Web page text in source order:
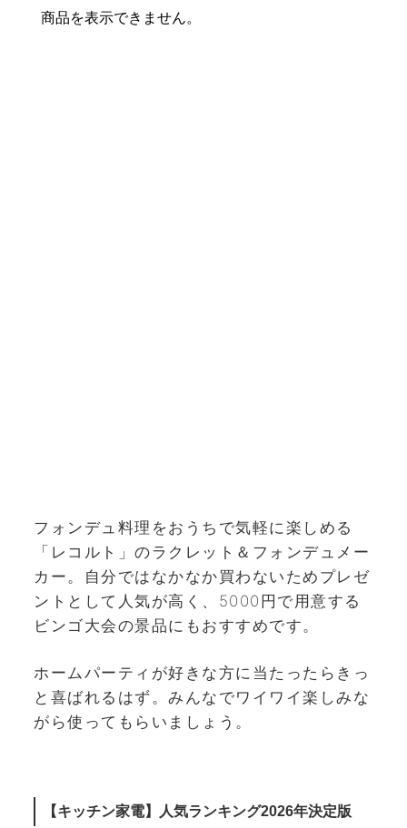
フォンデュ料理をおうちで気軽に楽しめる
「レコルト」のラクレット＆フォンデュメー
カー。自分ではなかなか買わないためプレゼ
ントとして人気が高く、5000円で用意する
ビンゴ大会の景品にもおすすめです。
ホームパーティが好きな方に当たったらきっ
と喜ばれるはず。みんなでワイワイ楽しみな
がら使ってもらいましょう。